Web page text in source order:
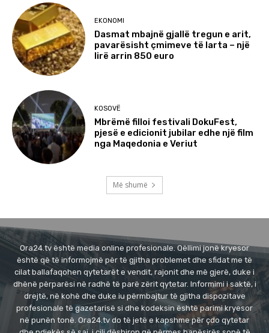
EKONOMI
Dasmat mbajnë gjallë tregun e arit,
pavarësisht çmimeve të larta – një
lirë arrin 850 euro
KOSOVË
Mbrëmë filloi festivali DokuFest,
pjesë e edicionit jubilar edhe një film
nga Maqedonia e Veriut
Më shumë
Ora24.tv është media online profesionale. Qëllimi jonë kryesor
është që të informojmë për të gjitha problemet dhe sfidat me të
cilat ballafaqohen qytetarët e vendit, rajonit dhe më gjerë, duke i
dhënë përparësi në radhë të parë zërit qytetar. Informimi i saktë, i
drejtë, në kohë dhe duke iu përmbajtur të gjitha dispozitave
profesionale të gazetarisë si dhe kodeksin është parimi kryesor
në punën tonë. Ora24.tv do të jetë e kapshme për çdo qytetar